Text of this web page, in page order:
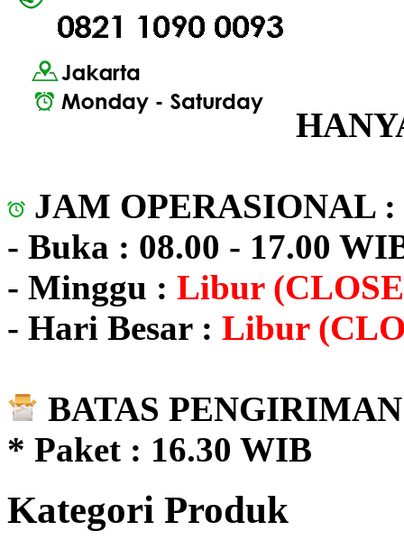
JAM OPERASIONAL :
- Buka : 08.00 - 17.00
- Minggu : Libur
- Hari Besar : Libur
BATAS
* Paket : 16.30 WIB
Kategori Produk